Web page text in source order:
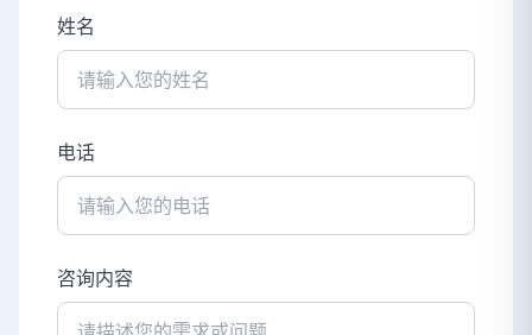
姓名
电话
咨询内容